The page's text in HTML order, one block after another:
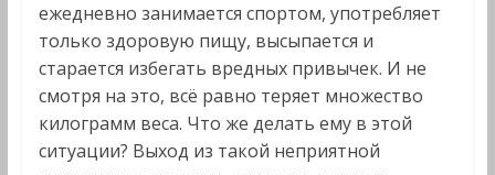
ежедневно занимается спортом, употребляет
только здоровую пищу, высыпается и
старается избегать вредных привычек. И не
смотря на это, всё равно теряет множество
килограмм веса. Что же делать ему в этой
ситуации? Выход из такой неприятной